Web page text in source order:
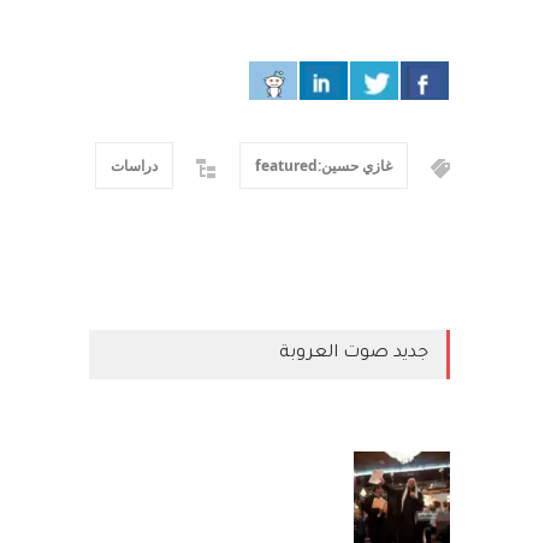
غازي حسين:featured دراسات
جديد صوت العروبة